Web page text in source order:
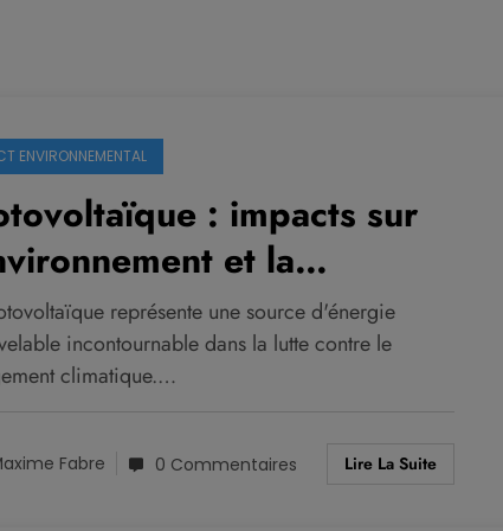
ENVIRONNEMENTAL
: impacts sur
et la
représente une source d'énergie
incontournable dans la lutte contre le
climatique.…
Fabre 0 Commentaires Lire La Suite